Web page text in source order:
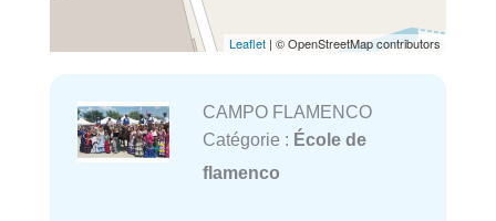
Leaflet | © OpenStreetMap contributors
CAMPO FLAMENCO
Catégorie : École de
flamenco